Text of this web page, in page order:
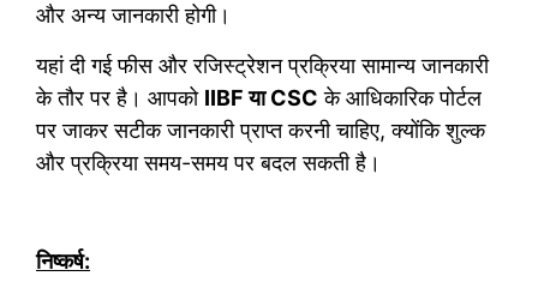
और अन्य जानकारी होगी।
यहां दी गई फीस और रजिस्ट्रेशन प्रक्रिया सामान्य जानकारी
के तौर पर है। आपको IIBF या CSC के आधिकारिक पोर्टल
पर जाकर सटीक जानकारी प्राप्त करनी चाहिए, क्योंकि शुल्क
और प्रक्रिया समय-समय पर बदल सकती है।
निष्कर्ष: